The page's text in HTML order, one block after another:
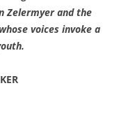
Zelermyer and the
voices invoke a